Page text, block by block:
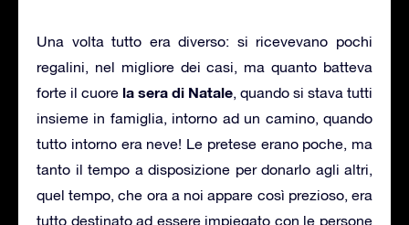
Una volta tutto era diverso: si ricevevano pochi
regalini, nel migliore dei casi, ma quanto batteva
forte il cuore la sera di Natale, quando si stava tutti
insieme in famiglia, intorno ad un camino, quando
tutto intorno era neve! Le pretese erano poche, ma
tanto il tempo a disposizione per donarlo agli altri,
quel tempo, che ora a noi appare così prezioso, era
tutto destinato ad essere impiegato con le persone